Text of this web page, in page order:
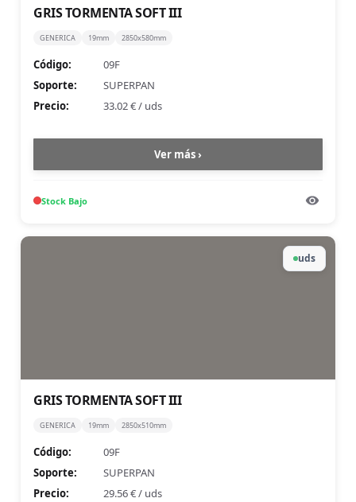
GRIS TORMENTA SOFT III
GENERICA 19mm 2850x580mm
Código:
09F
Soporte:
SUPERPAN
Precio:
33.02 €/ uds
Ver más ›
Stock Bajo
GRIS TORMENTA SOFT III
GENERICA 19mm 2850x510mm
Código:
09F
Soporte:
SUPERPAN
Precio:
29.56 €/ uds
uds